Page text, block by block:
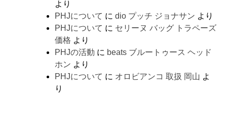
より
PHJについて に dio プッチ ジョナサン より
PHJについて に セリーヌ バッグ トラペーズ
価格 より
PHJの活動 に beats ブルートゥース ヘッド
ホン より
PHJについて に オロビアンコ 取扱 岡山 よ
り